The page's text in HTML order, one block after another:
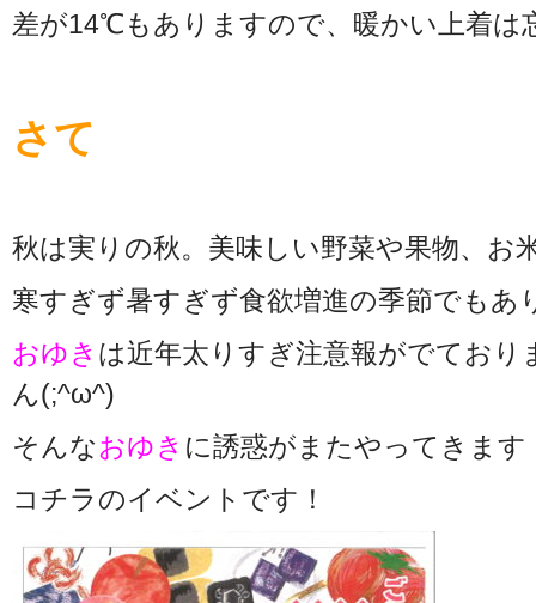
差が14℃もありますので、暖かい上着は
さて
秋は実りの秋。美味しい野菜や果物、お
寒すぎず暑すぎず食欲増進の季節でもあ
おゆき は近年太りすぎ注意報がでてお
ん(;^ω^)
そんなおゆき に誘惑がまたやってきます
コチラのイベントです！